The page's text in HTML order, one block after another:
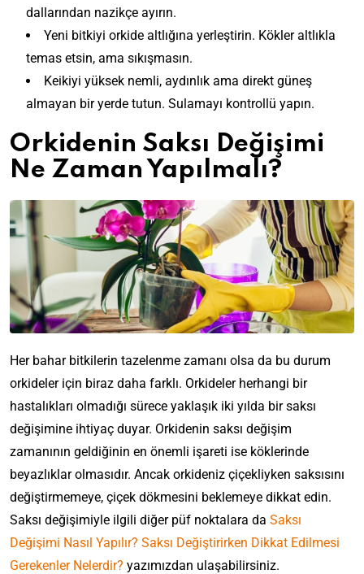
dallarından nazikçe ayırın.
Yeni bitkiyi orkide altlığına yerleştirin. Kökler altlıkla
temas etsin, ama sıkışmasın.
Keikiyi yüksek nemli, aydınlık ama direkt güneş
almayan bir yerde tutun. Sulamayı kontrollü yapın.
Orkidenin Saksı Değişimi
Ne Zaman Yapılmalı?
Her bahar bitkilerin tazelenme zamanı olsa da bu durum
orkideler için biraz daha farklı. Orkideler herhangi bir
hastalıkları olmadığı sürece yaklaşık iki yılda bir saksı
değişimine ihtiyaç duyar. Orkidenin saksı değişim
zamanının geldiğinin en önemli işareti ise köklerinde
beyazlıklar olmasıdır. Ancak orkideniz çiçekliyken saksısını
değiştirmemeye, çiçek dökmesini beklemeye dikkat edin.
Saksı değişimiyle ilgili diğer püf noktalara da Saksı
Değişimi Nasıl Yapılır? Saksı Değiştirirken Dikkat Edilmesi
Gerekenler Nelerdir? yazımızdan ulaşabilirsiniz.